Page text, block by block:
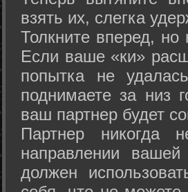
взять их, слегка
Толкните вперед,
Если ваше «ки»
попытка не
поднимаете за низ
ваш партнер будет
Партнер
направлении
должен